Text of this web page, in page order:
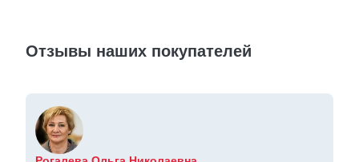
Отзывы наших покупателей